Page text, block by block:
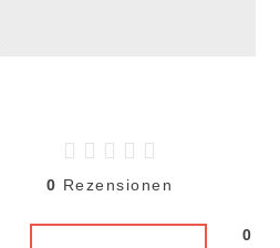
0 Rezensionen
0